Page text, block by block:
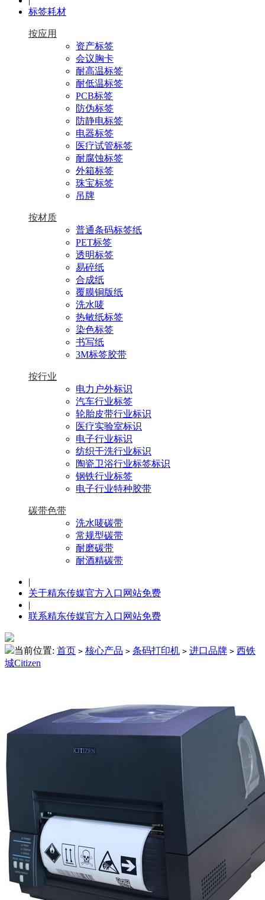
标签耗材
按应用
资产标签
会议胸卡
耐高温标签
耐低温标签
PCB标签
防伪标签
防静电标签
电器标签
医疗试管标签
耐腐蚀标签
外箱标签
珠宝标签
吊牌
按材质
普通条码标签纸
PET标签
透明标签
易碎纸
合成纸
覆膜铜版纸
洗水唛
热敏纸标签
染色标签
书写纸
3M标签胶带
按行业
电力户外标识
汽车行业标签
轮胎皮带行业标识
医疗实验室标识
电子行业标识
纺织干洗行业标识
陶瓷卫浴行业标签标识
钢铁行业标签
电子行业特种胶带
碳带色带
洗水唛碳带
常规型碳带
耐磨碳带
耐酒精碳带
|
关于精东传媒官方入口网站免费
|
联系精东传媒官方入口网站免费
当前位置: 首页 > 核心产品 > 条码打印机 > 进口品牌 > 西铁
城Citizen